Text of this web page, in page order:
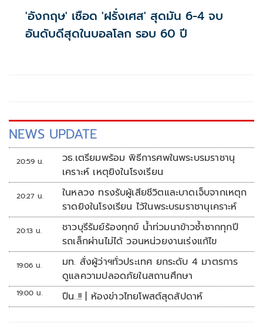
'อังกฤษ' เชือด 'ฝรั่งเศส' สุดมัน 6-4 จบ
อันดับดีสุดในบอลโลก รอบ 60 ปี
NEWS UPDATE
20:59 น.
วธ.เตรียมพร้อม พิธีการศพในพระบรมราชานุ
เคราะห์ เหตุยิงในโรงเรียน
20:27 น.
ในหลวง ทรงรับผู้เสียชีวิตและบาดเจ็บจากเหตุก
ราดยิงในโรงเรียน ไว้ในพระบรมราชานุเคราะห์
20:13 น.
ชาวบุรีรัมย์ร้องทุกข์ น้ำท่วมนาข้าวซ้ำซากทุกปี
รถเล็กผ่านไม่ได้ วอนหน่วยงานเร่งแก้ไข
19:06 น.
มท. สั่งผู้ว่าฯทั่วประเทศ ยกระดับ 4 มาตรการ
ดูแลความปลอดภัยในสถานศึกษา
19:00 น. ปืน..!! | ห้องข่าวไทยโพสต์สุดสัปดาห์